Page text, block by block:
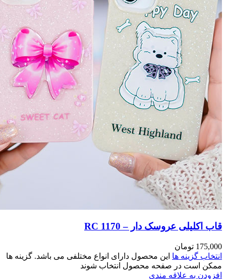
مختلفی می باشد. گزینه ها